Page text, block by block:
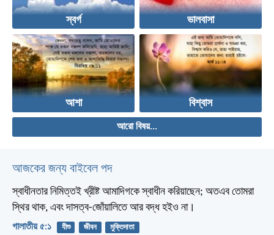
স্বর্গ ভালবাসা
আশা বিশ্বাস
আরো বিষয়...
আজকের জন্য বাইবেল পদ
স্বাধীনতার নিমিত্তই খ্রীষ্ট আমাদিগকে স্বাধীন করিয়াছেন; অতএব তোমরা
স্থির থাক, এবং দাসত্ব-জোঁয়ালিতে আর বদ্ধ হইও না।
গালাতীয় ৫:১ যীশু জীবন মুক্তিদাতা